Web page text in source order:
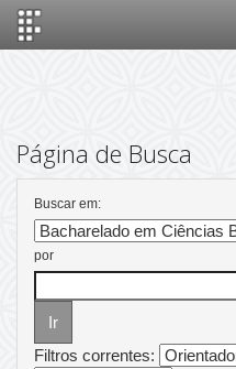
Página de Busca
Buscar em:
por
Filtros correntes: